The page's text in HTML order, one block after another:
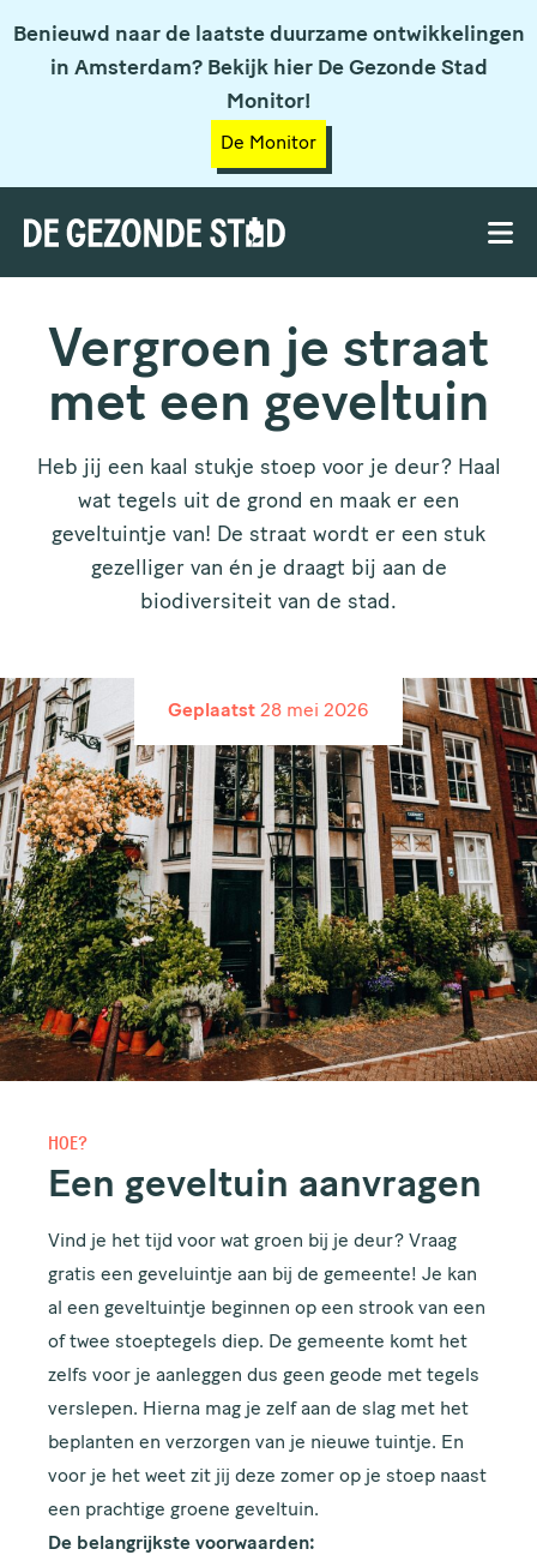
Benieuwd naar de laatste duurzame ontwikkelingen
in Amsterdam? Bekijk hier De Gezonde Stad
Monitor!
De Monitor
Vergroen je straat
met een geveltuin
Heb jij een kaal stukje stoep voor je deur? Haal
wat tegels uit de grond en maak er een
geveltuintje van! De straat wordt er een stuk
gezelliger van én je draagt bij aan de
biodiversiteit van de stad.
Geplaatst 28 mei 2026
HOE?
Een geveltuin aanvragen
Vind je het tijd voor wat groen bij je deur? Vraag
gratis een geveluintje aan bij de gemeente! Je kan
al een geveltuintje beginnen op een strook van een
of twee stoeptegels diep. De gemeente komt het
zelfs voor je aanleggen dus geen geode met tegels
verslepen. Hierna mag je zelf aan de slag met het
beplanten en verzorgen van je nieuwe tuintje. En
voor je het weet zit jij deze zomer op je stoep naast
een prachtige groene geveltuin.
De belangrijkste voorwaarden: